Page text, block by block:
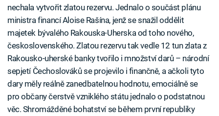
nechala vytvořit zlatou rezervu. Jednalo o součást plánu
ministra financí Aloise Rašína, jenž se snažil oddělit
majetek bývalého Rakouska-Uherska od toho nového,
československého. Zlatou rezervu tak vedle 12 tun zlata z
Rakousko-uherské banky tvořilo i množství darů – národní
sepjetí Čechoslováků se projevilo i finančně, a ačkoli tyto
dary měly reálně zanedbatelnou hodnotu, emociálně se
pro občany čerstvě vzniklého státu jednalo o podstatnou
věc. Shromážděné bohatství se během první republiky